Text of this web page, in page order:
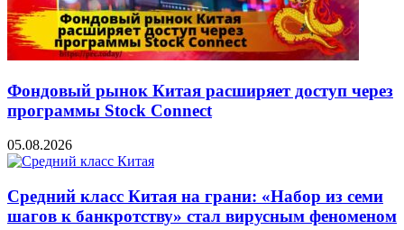
Фондовый рынок Китая расширяет доступ через
программы Stock Connect
05.08.2026
Средний класс Китая на грани: «Набор из семи
шагов к банкротству» стал вирусным феноменом